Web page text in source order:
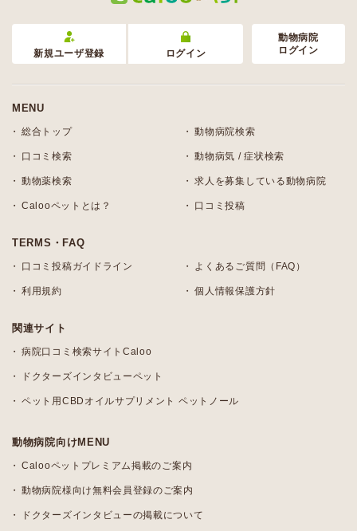
新規ユーザ登録 ログイン
動物病院
ログイン
MENU
総合トップ 動物病院検索
口コミ検索 動物病気 / 症状検索
動物薬検索 求人を募集している動物病院
Calooペットとは？ 口コミ投稿
TERMS・FAQ
口コミ投稿ガイドライン よくあるご質問（FAQ）
利用規約 個人情報保護方針
関連サイト
病院口コミ検索サイトCaloo
ドクターズインタビューペット
ペット用CBDオイルサプリメント ペットノール
動物病院向けMENU
Calooペットプレミアム掲載のご案内
動物病院様向け無料会員登録のご案内
ドクターズインタビューの掲載について